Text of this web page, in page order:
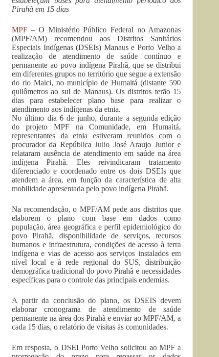
Pirahã em 15 dias
MPF – O Ministério Público Federal no Amazonas
(MPF/AM) recomendou aos Distritos Sanitários
Especiais Indígenas (DSEIs) Manaus e Porto Velho a
realização de atendimento de saúde contínuo e
permanente ao povo indígena Pirahã, que se distribui
em diferentes grupos no território que segue a extensão
do rio Maici, no município de Humaitá (distante 590
quilômetros ao sul de Manaus). Os distritos terão 15
dias para estabelecer plano base para realizar o
atendimento aos indígenas da etnia.
No último dia 6 de junho, durante a segunda edição
do projeto MPF na Comunidade, em Humaitá,
representantes da etnia estiveram reunidos com o
procurador da República Julio José Araujo Junior e
relataram ausência de atendimento em saúde na área
indígena Pirahã. Eles reivindicaram tratamento
diferenciado e coordenado entre os dois DSEIs que
atendem a área, em função da característica de alta
mobilidade apresentada pelo povo indígena Pirahã.
Na recomendação, o MPF/AM pede aos distritos que
elaborem o plano com base em dados como
população, área geográfica e perfil epidemiológico do
povo Pirahã, disponibilidade de serviços, recursos
humanos e infraestrutura, condições de acesso à terra
indígena e vias de acesso aos serviços instalados em
nível local e à rede regional do SUS, distribuição
demográfica tradicional do povo Pirahã e necessidades
específicas para o controle das principais endemias.
A partir da conclusão do plano, os DSEIS devem
elaborar cronograma de atendimento de saúde
permanente na área dos Pirahã e enviar ao MPF/AM, a
cada 15 dias, o relatório de visitas às comunidades.
Em resposta, o DSEI Porto Velho solicitou ao MPF a